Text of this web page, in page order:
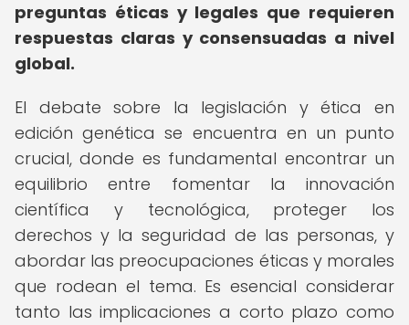
preguntas éticas y legales que requieren
respuestas claras y consensuadas a nivel
global.
El debate sobre la legislación y ética en
edición genética se encuentra en un punto
crucial, donde es fundamental encontrar un
equilibrio entre fomentar la innovación
científica y tecnológica, proteger los
derechos y la seguridad de las personas, y
abordar las preocupaciones éticas y morales
que rodean el tema. Es esencial considerar
tanto las implicaciones a corto plazo como